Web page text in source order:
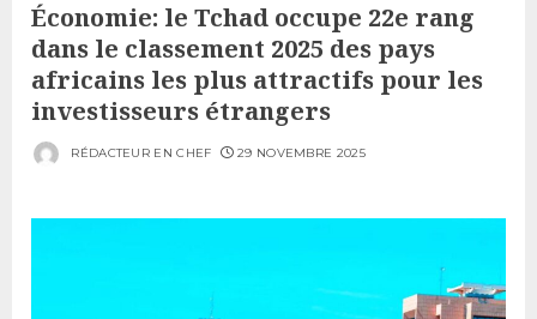
Économie: le Tchad occupe 22e rang
dans le classement 2025 des pays
africains les plus attractifs pour les
investisseurs étrangers
RÉDACTEUR EN CHEF 29 NOVEMBRE 2025